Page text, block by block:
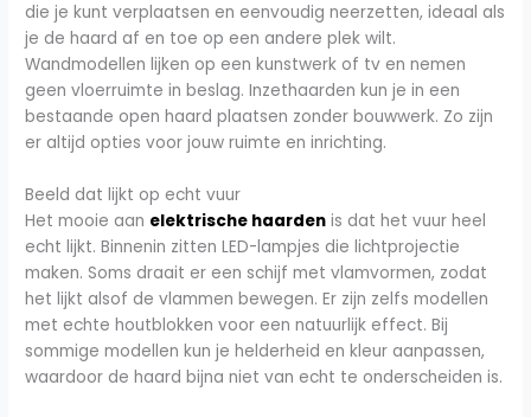
die je kunt verplaatsen en eenvoudig neerzetten, ideaal als
je de haard af en toe op een andere plek wilt.
Wandmodellen lijken op een kunstwerk of tv en nemen
geen vloerruimte in beslag. Inzethaarden kun je in een
bestaande open haard plaatsen zonder bouwwerk. Zo zijn
er altijd opties voor jouw ruimte en inrichting.
Beeld dat lijkt op echt vuur
Het mooie aan elektrische haarden is dat het vuur heel
echt lijkt. Binnenin zitten LED-lampjes die lichtprojectie
maken. Soms draait er een schijf met vlamvormen, zodat
het lijkt alsof de vlammen bewegen. Er zijn zelfs modellen
met echte houtblokken voor een natuurlijk effect. Bij
sommige modellen kun je helderheid en kleur aanpassen,
waardoor de haard bijna niet van echt te onderscheiden is.